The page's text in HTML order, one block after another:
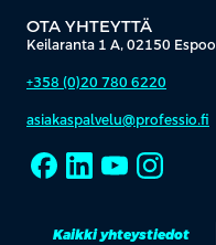
OTA YHTEYTTÄ
Keilaranta 1 A, 02150 Espoo
+358 (0)20 780 6220
asiakaspalvelu@professio.fi
Kaikki yhteystiedot